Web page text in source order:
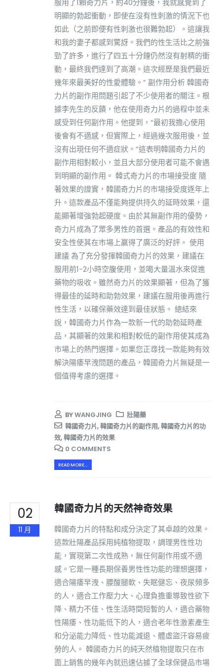
服用了1顆奇力片，約40分鐘後，我就感覺到了
明顯的勃起衝動，即使在沒有性刺激的情況下也
如此（之前即便有性刺激也很難勃起）。這讓我
和我的妻子都感到驚訝。我們的性生活比之前強
勁了許多，進行了四五十分鐘仍然沒有射精的衝
動，最終我們達到了高潮。這次經歷是我們最近
幾年來最美好的性愛體驗。” 副作用分析 韓國奇
力片的副作用問題引起了不少使用者的關注。根
據李先生的反饋，他在使用奇力片的過程中並未
感受到任何副作用。他提到，“最初我擔心使用
後會有不適感，但實際上，經過幾次服用後，並
沒有出現任何不適症狀。”這表明韓國奇力片的
副作用相對較小，並且大部分使用者可能不會遇
到明顯的副作用。 韓式奇力片的市場接受度 隨
著效果的證實，韓國奇力片的市場接受度逐年上
升。這款產品不僅能夠提供持久的延時效果，還
能顯著增強勃起硬度。由於其無副作用的優勢，
奇力片成為了眾多男性的首選。產品的有效性和
安全性使其在市場上贏得了廣泛的好評。 使用
建議 為了充分發揮韓國奇力片的效果，建議在
服用前1-2小時空腹使用，並喝大量溫水來促進
藥物的吸收。雖然奇力片的效果顯著，但為了獲
得最佳的延時和助勃效果，建議在服用後再進行
性生活，以確保藥效達到最佳狀態。 總結來
說，韓國奇力片作為一款新一代的助勃延時產
品，其顯著的效果和相對較低的副作用使其成為
市場上的熱門選擇。如果您正尋找一款能夠有效
解決陽痿早洩問題的產品，韓國奇力片無疑是一
個值得考慮的選擇。
BYWANGJING
壯陽藥
韓國奇力片,韓國奇力片的副作用,韓國奇力片的功
效,韓國奇力片的效果
0 COMMENTS
READ MORE...
02
11 月
韓國奇力片的天然神奇效果
韓國奇力片的特點和成分決定了其卓越的效果。
這款壯陽產品採用純植物提取，調理男性性功
能，實現第二次性成熟，無任何副作用或不適
感。它是一種長期保養男性性功能的理想選擇，
適合陽痿早洩、腰酸腿軟、失眠健忘、夜尿頻多
的人，適合工作壓力大、心理負擔重導致性欲下
降、精力不佳、性生活時間短暫的人，適合藥物
性陽痿、性功能低下的人，適合老年性激素產生
和分泌能力降低、性功能減退、體虛盜汗容易疲
勞的人。 韓國奇力片的純天然植物提取只在市
面上銷售的幾年內就迅速佔據了全球保健品市場